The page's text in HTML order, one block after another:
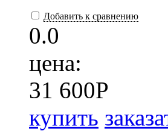
Добавить к сравнению
0.0
цена:
31 600P
купить